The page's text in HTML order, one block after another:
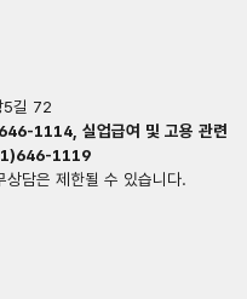
5길 72
1114, 실업급여 및 고용 관련
1119
담은 제한될 수 있습니다.